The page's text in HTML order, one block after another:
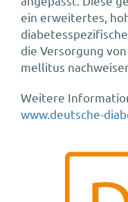
ein erweitertes,
die Versorgung
mellitus
Weitere
www.deutsche-